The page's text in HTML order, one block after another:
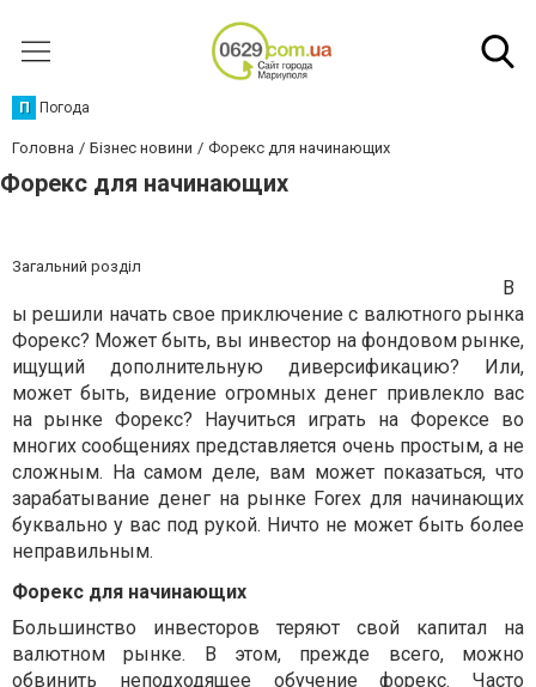
П Погода
Головна Бізнес новини Форекс для начинающих
Форекс для начинающих
Загальний розділ
В
ы решили начать свое приключение с валютного рынка
Форекс? Может быть, вы инвестор на фондовом рынке,
ищущий дополнительную диверсификацию? Или,
может быть, видение огромных денег привлекло вас
на рынке Форекс? Научиться играть на Форексе во
многих сообщениях представляется очень простым, а не
сложным. На самом деле, вам может показаться, что
зарабатывание денег на рынке Forex для начинающих
буквально у вас под рукой. Ничто не может быть более
неправильным.
Форекс для начинающих
Большинство инвесторов теряют свой капитал на
валютном рынке. В этом, прежде всего, можно
обвинить неподходящее обучение форекс. Часто